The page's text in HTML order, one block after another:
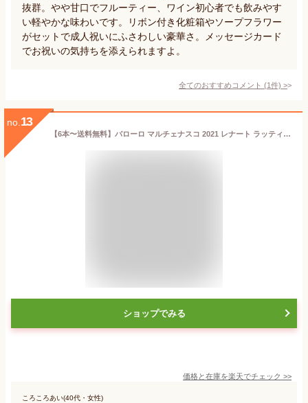
抜群。やや甘口でフルーティー、ワイン初心者でも飲みやす
い軽やかな味わいです。リボン付き化粧箱やソープフラワー
がセットで成人祝いにふさわしい豪華さ。メッセージカード
でお祝いの気持ちを添えられますよ。
全てのおすすめコメント (1件) >
no. 13
【6本〜送料無料】バローロ マルチェナスコ 2021 レナート ラッティ 赤ワイン イタリア 750ml ネッビオーロ ピエモンテ 果実味 エレガント 御年賀
ショップでみる
価格と在庫を楽天でチェック >>
ころころあい(40代・女性)